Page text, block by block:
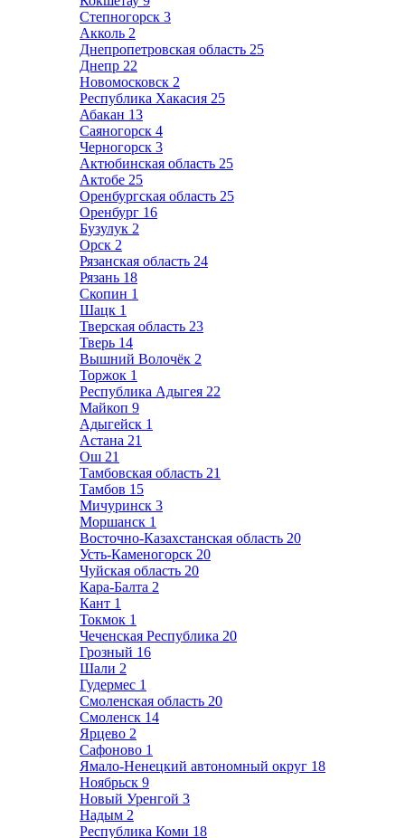
Степногорск 3
Акколь 2
Днепропетровская область 25
Днепр 22
Новомосковск 2
Республика Хакасия 25
Абакан 13
Саяногорск 4
Черногорск 3
Актюбинская область 25
Актобе 25
Оренбургская область 25
Оренбург 16
Бузулук 2
Орск 2
Рязанская область 24
Рязань 18
Скопин 1
Шацк 1
Тверская область 23
Тверь 14
Вышний Волочёк 2
Торжок 1
Республика Адыгея 22
Майкоп 9
Адыгейск 1
Астана 21
Ош 21
Тамбовская область 21
Тамбов 15
Мичуринск 3
Моршанск 1
Восточно-Казахстанская область 20
Усть-Каменогорск 20
Чуйская область 20
Кара-Балта 2
Кант 1
Токмок 1
Чеченская Республика 20
Грозный 16
Шали 2
Гудермес 1
Смоленская область 20
Смоленск 14
Ярцево 2
Сафоново 1
Ямало-Ненецкий автономный округ 18
Ноябрьск 9
Новый Уренгой 3
Надым 2
Республика Коми 18